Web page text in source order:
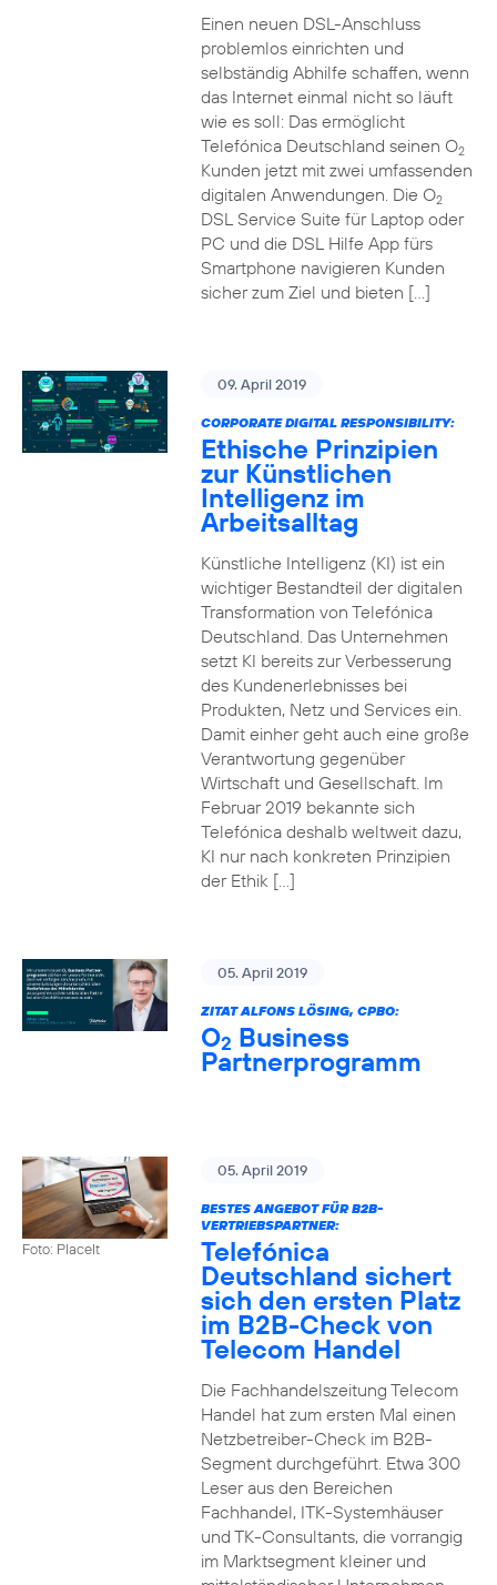
Einen neuen DSL-Anschluss
problemlos einrichten und
selbständig Abhilfe schaffen, wenn
das Internet einmal nicht so läuft
wie es soll: Das ermöglicht
Telefónica Deutschland seinen O2
Kunden jetzt mit zwei umfassenden
digitalen Anwendungen. Die O2
DSL Service Suite für Laptop oder
PC und die DSL Hilfe App fürs
Smartphone navigieren Kunden
sicher zum Ziel und bieten […]
09. April 2019
CORPORATE DIGITAL RESPONSIBILITY:
Ethische Prinzipien
zur Künstlichen
Intelligenz im
Arbeitsalltag
Künstliche Intelligenz (KI) ist ein
wichtiger Bestandteil der digitalen
Transformation von Telefónica
Deutschland. Das Unternehmen
setzt KI bereits zur Verbesserung
des Kundenerlebnisses bei
Produkten, Netz und Services ein.
Damit einher geht auch eine große
Verantwortung gegenüber
Wirtschaft und Gesellschaft. Im
Februar 2019 bekannte sich
Telefónica deshalb weltweit dazu,
KI nur nach konkreten Prinzipien
der Ethik […]
05. April 2019
ZITAT ALFONS LÖSING, CPBO:
O2 Business
Partnerprogramm
Foto: PlaceIt
05. April 2019
BESTES ANGEBOT FÜR B2B-
VERTRIEBSPARTNER:
Telefónica
Deutschland sichert
sich den ersten Platz
im B2B-Check von
Telecom Handel
Die Fachhandelszeitung Telecom
Handel hat zum ersten Mal einen
Netzbetreiber-Check im B2B-
Segment durchgeführt. Etwa 300
Leser aus den Bereichen
Fachhandel, ITK-Systemhäuser
und TK-Consultants, die vorrangig
im Marktsegment kleiner und